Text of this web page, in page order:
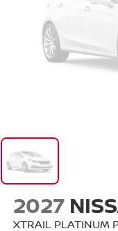
2027
XTRAIL PLATINUM